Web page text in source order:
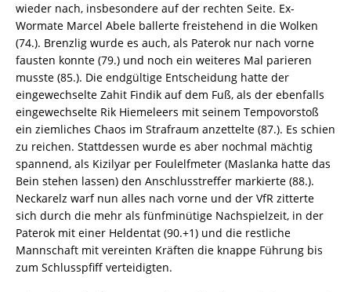
wieder nach, insbesondere auf der rechten Seite. Ex-
Wormate Marcel Abele ballerte freistehend in die Wolken
(74.). Brenzlig wurde es auch, als Paterok nur nach vorne
fausten konnte (79.) und noch ein weiteres Mal parieren
musste (85.). Die endgültige Entscheidung hatte der
eingewechselte Zahit Findik auf dem Fuß, als der ebenfalls
eingewechselte Rik Hiemeleers mit seinem Tempovorstoß
ein ziemliches Chaos im Strafraum anzettelte (87.). Es schien
zu reichen. Stattdessen wurde es aber nochmal mächtig
spannend, als Kizilyar per Foulelfmeter (Maslanka hatte das
Bein stehen lassen) den Anschlusstreffer markierte (88.).
Neckarelz warf nun alles nach vorne und der VfR zitterte
sich durch die mehr als fünfminütige Nachspielzeit, in der
Paterok mit einer Heldentat (90.+1) und die restliche
Mannschaft mit vereinten Kräften die knappe Führung bis
zum Schlusspfiff verteidigten.